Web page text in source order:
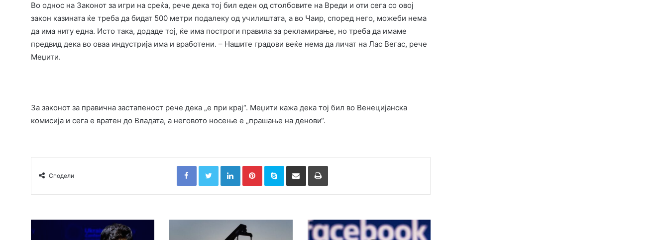
Во однос на Законот за игри на среќа, рече дека тој бил еден од столбовите на Вреди и оти сега со овој
закон казината ќе треба да бидат 500 метри подалеку од училиштата, а во Чаир, според него, можеби нема
да има ниту една. Исто така, додаде тој, ќе има построги правила за рекламирање, но треба да имаме
предвид дека во оваа индустрија има и вработени. – Нашите градови веќе нема да личат на Лас Вегас, рече
Меџити.
За законот за правична застапеност рече дека „е при крај“. Меџити кажа дека тој бил во Венецијанска
комисија и сега е вратен до Владата, а неговото носење е „прашање на денови“.
Сподели
FacebookTwitterLinkedInPinterestSkype Сподели преку Е-маил Испринтај